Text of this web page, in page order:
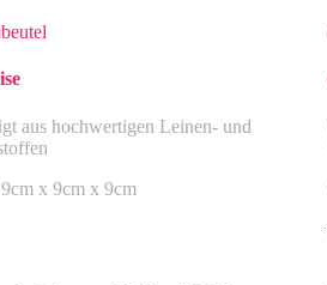
aus hochwertigen Leinen- und
x 9cm x 9cm